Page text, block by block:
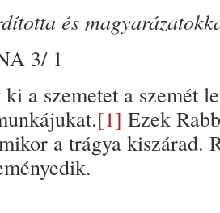
és
3/ 1
a szemetet a szemét
[1] Ezek
a trágya kiszárad.